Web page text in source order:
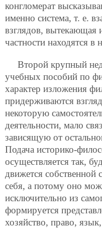
конгломерат
именно система, т. е.
взглядов, вытекающая
частности находятся в
Второй крупный
учебных пособий по
характер изложения
придерживаются
некоторую
деятельности, мало
зависящую от
Подача историко-
осуществляется так,
движется собственной
себя, а потому оно
исключительно из
формируется
хозяйство, право,